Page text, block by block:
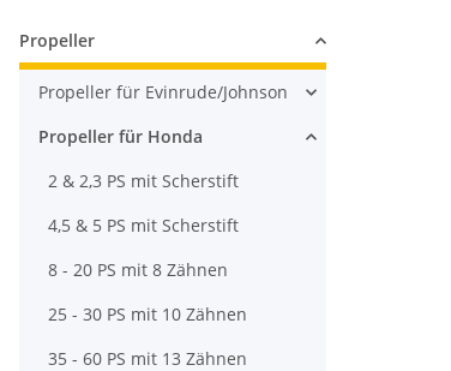
Propeller
Propeller für Evinrude/Johnson
Propeller für Honda
2 & 2,3 PS mit Scherstift
4,5 & 5 PS mit Scherstift
8 - 20 PS mit 8 Zähnen
25 - 30 PS mit 10 Zähnen
35 - 60 PS mit 13 Zähnen